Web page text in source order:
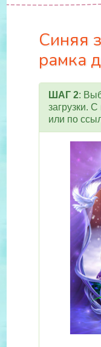
Синяя
рамка
ШАГ 2:
загрузки.
или по